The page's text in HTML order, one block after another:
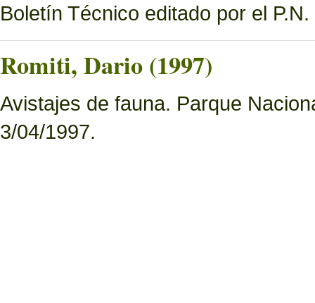
Boletín Técnico editado por el
Romiti, Dario (1997)
Avistajes de fauna. Parque
3/04/1997.